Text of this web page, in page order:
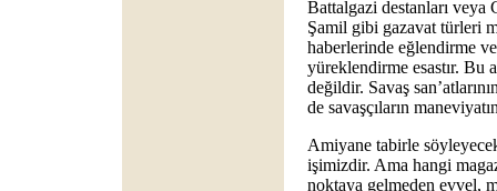
Battalgazi destanları veya
Şamil gibi gazavat türleri
haberlerinde eğlendirme
yüreklendirme esastır. Bu
değildir. Savaş
de savaşçıların
Amiyane tabirle
işimizdir. Ama hangi
noktaya gelmeden evvel,